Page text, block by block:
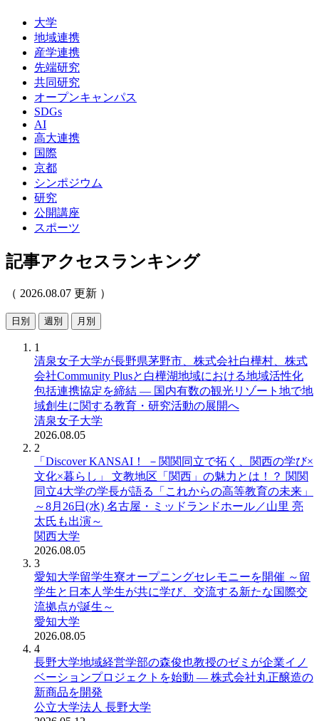
大学
地域連携
産学連携
先端研究
共同研究
オープンキャンパス
SDGs
AI
高大連携
国際
京都
シンポジウム
研究
公開講座
スポーツ
記事アクセスランキング
（ 2026.08.07 更新 ）
日別 週別 月別
1
清泉女子大学が長野県茅野市、株式会社白樺村、株式
会社Community Plusと白樺湖地域における地域活性化
包括連携協定を締結 ― 国内有数の観光リゾート地で地
域創生に関する教育・研究活動の展開へ
清泉女子大学
2026.08.05
2
「Discover KANSAI！ －関関同立で拓く、関西の学び×
文化×暮らし」 文教地区「関西」の魅力とは！？ 関関
同立4大学の学長が語る「これからの高等教育の未来」
～8月26日(水) 名古屋・ミッドランドホール／山里 亮
太氏も出演～
関西大学
2026.08.05
3
愛知大学留学生寮オープニングセレモニーを開催 ～留
学生と日本人学生が共に学び、交流する新たな国際交
流拠点が誕生～
愛知大学
2026.08.05
4
長野大学地域経営学部の森俊也教授のゼミが企業イノ
ベーションプロジェクトを始動 ― 株式会社丸正醸造の
新商品を開発
公立大学法人 長野大学